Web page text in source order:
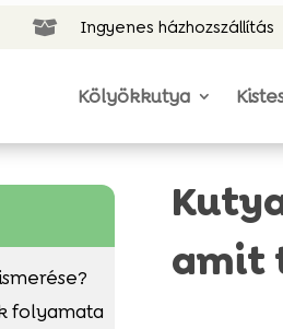
 Ingyenes házhozszállítás
Kölyökkutya
folyamata
amit